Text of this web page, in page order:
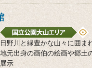
日野川と緑豊かな山々に囲ま
地元出身の画伯の絵画や郷土
展示